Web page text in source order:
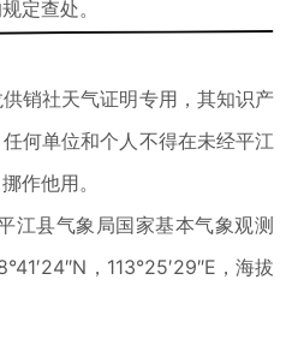
定查处。
销社天气证明专用，其知识产
何单位和个人不得在未经平江
作他用。
江县气象局国家基本气象观测
，113°25′29″E，海拔